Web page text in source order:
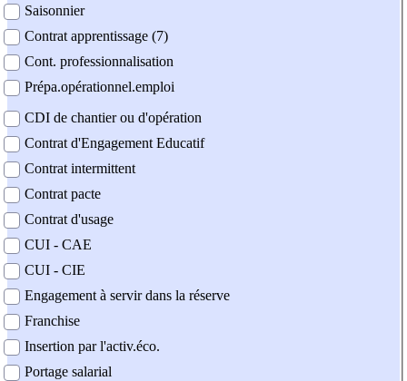
Saisonnier
Contrat apprentissage (7)
Cont. professionnalisation
Prépa.opérationnel.emploi
CDI de chantier ou d'opération
Contrat d'Engagement Educatif
Contrat intermittent
Contrat pacte
Contrat d'usage
CUI - CAE
CUI - CIE
Engagement à servir dans la réserve
Franchise
Insertion par l'activ.éco.
Portage salarial